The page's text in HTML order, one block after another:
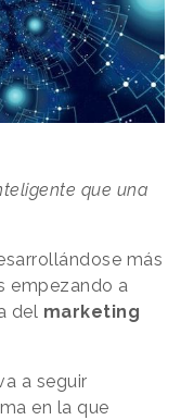
que una
más
empezando a
del marketing
a seguir
en la que